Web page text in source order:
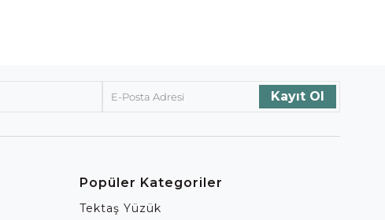
Popüler Kategoriler
Tektaş Yüzük